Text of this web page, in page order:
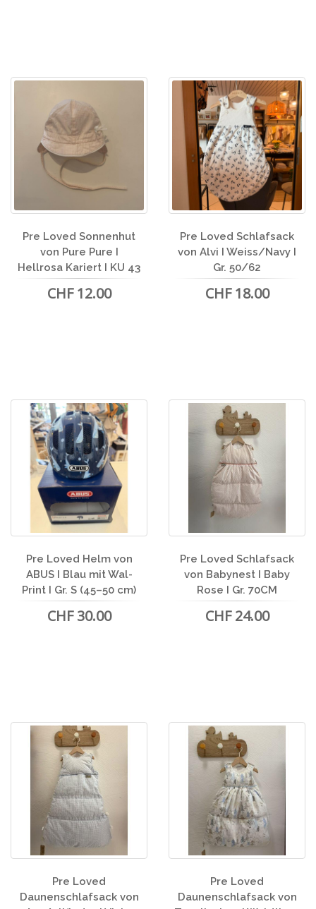
Pre Loved Sonnenhut
von Pure Pure I
Hellrosa Kariert I KU 43
CHF 12.00
Pre Loved Schlafsack
von Alvi I Weiss/Navy I
Gr. 50/62
CHF 18.00
Pre Loved Helm von
ABUS I Blau mit Wal-
Print I Gr. S (45–50 cm)
CHF 30.00
Pre Loved Schlafsack
von Babynest I Baby
Rose I Gr. 70CM
CHF 24.00
Pre Loved
Daunenschlafsack von
Pre Loved
Daunenschlafsack von